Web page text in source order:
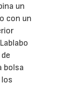
un
con un
bolsa